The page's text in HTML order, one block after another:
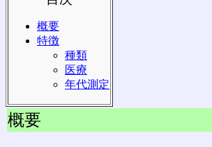
概要
特徴
種類
医療
年代測定
概要